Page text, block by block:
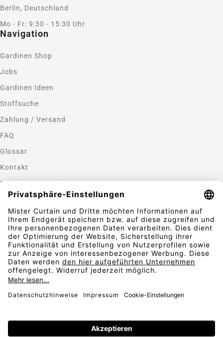
Berlin, Deutschland
Mo - Fr: 9:30 - 15:30 Uhr
Navigation
Gardinen Shop
Jobs
Gardinen Ideen
Stoffsuche
Zahlung / Versand
FAQ
Glossar
Kontakt
Gardinen nähen lassen
Zahlungsmethoden
Sicherheit